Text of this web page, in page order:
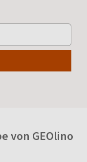
von GEOlino